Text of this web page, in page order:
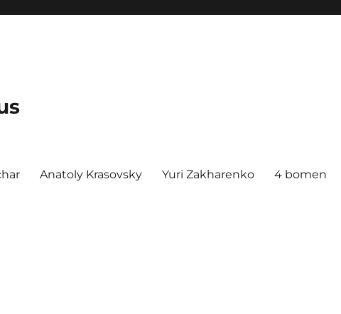
Anatoly Krasovsky Yuri Zakharenko 4 bomen